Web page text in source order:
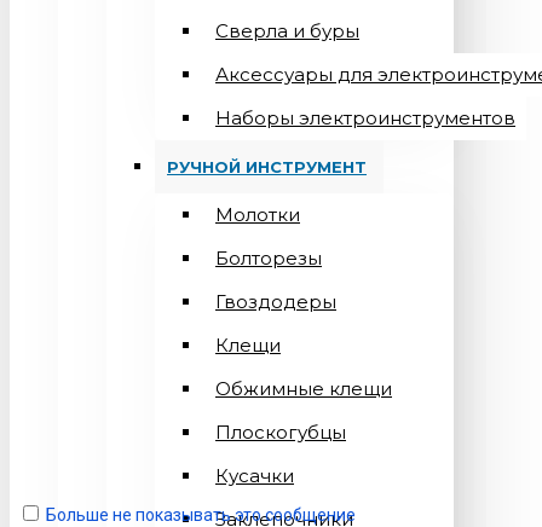
Сверла и буры
Аксессуары для
Наборы электроинструментов
РУЧНОЙ ИНСТРУМЕНТ
Молотки
Болторезы
Гвоздодеры
Клещи
Обжимные клещи
Плоскогубцы
Кусачки
Заклепочники
Больше не показывать это сообщение